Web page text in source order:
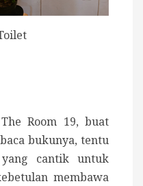
Room 19, buat
bukunya, tentu
cantik untuk
membawa